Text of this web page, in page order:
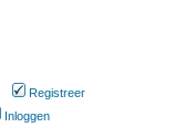
Registreer
Inloggen